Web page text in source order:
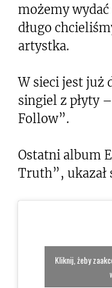
możemy
długo
artystka.
W sieci jest już
singiel z płyty
Follow”.
Ostatni album
Truth”, ukazał
Kliknij, żeby